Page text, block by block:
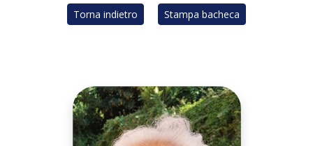
Torna indietro Stampa bacheca